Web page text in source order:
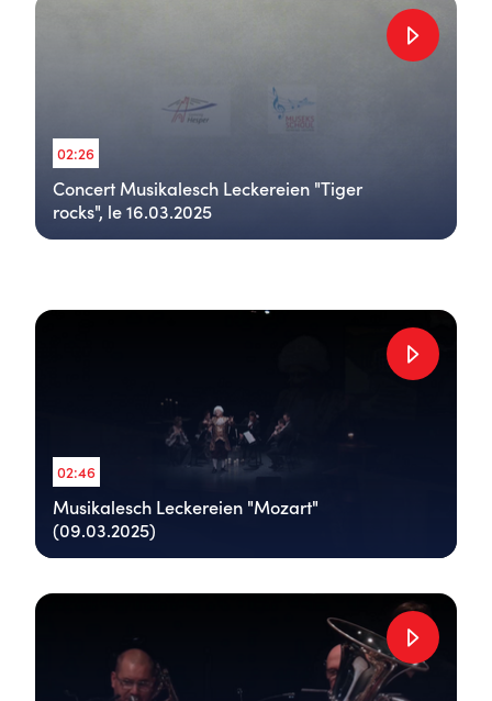
02:26
Concert Musikalesch Leckereien "Tiger
rocks", le 16.03.2025
02:46
Musikalesch Leckereien "Mozart"
(09.03.2025)